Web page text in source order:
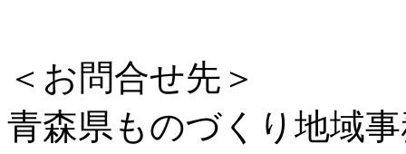
＜お問合せ先＞
青森県ものづくり地域